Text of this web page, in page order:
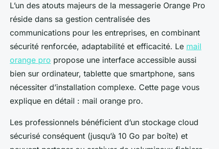
L’un des atouts majeurs de la messagerie Orange Pro
réside dans sa gestion centralisée des
communications pour les entreprises, en combinant
sécurité renforcée, adaptabilité et efficacité. Le mail
orange pro propose une interface accessible aussi
bien sur ordinateur, tablette que smartphone, sans
nécessiter d’installation complexe. Cette page vous
explique en détail : mail orange pro.
Les professionnels bénéficient d’un stockage cloud
sécurisé conséquent (jusqu’à 10 Go par boîte) et